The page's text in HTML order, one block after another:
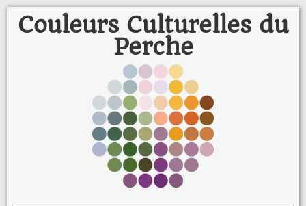
Couleurs Culturelles du
Perche